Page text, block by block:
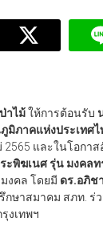
าไม้ให้การต้อนรับ
ภาคแห่งประเทศไ
และในโอกา
ะพิฆเนศ รุ่น มงคล
งคล โดยมี ดร.อภิช
กษาสมาคม สภท. ร่
งเทพฯ